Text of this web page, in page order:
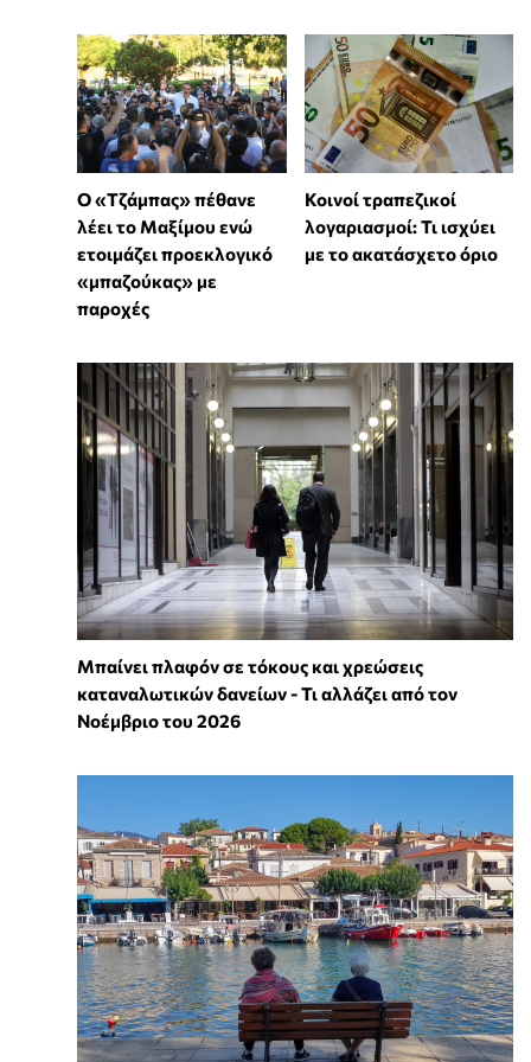
Ο «Τζάμπας» πέθανε
λέει το Μαξίμου ενώ
ετοιμάζει προεκλογικό
«μπαζούκας» με
παροχές
Κοινοί τραπεζικοί
λογαριασμοί: Τι ισχύει
με το ακατάσχετο όριο
Μπαίνει πλαφόν σε τόκους και χρεώσεις
καταναλωτικών δανείων - Τι αλλάζει από τον
Νοέμβριο του 2026